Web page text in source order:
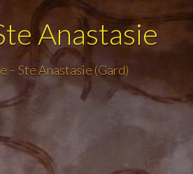
Anastasie
– Ste Anastasie (Gard)